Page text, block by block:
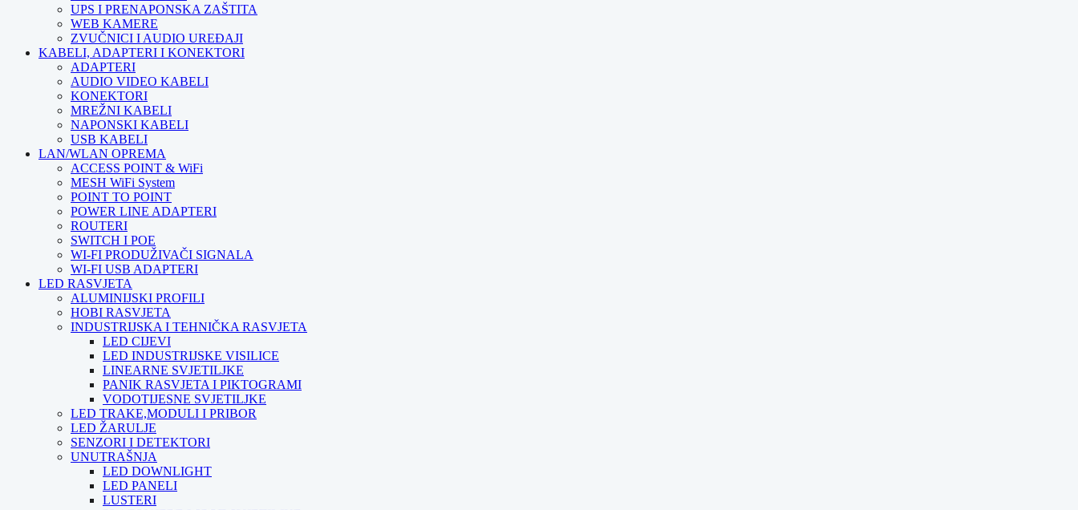
UPS I PRENAPONSKA ZAŠTITA
WEB KAMERE
ZVUČNICI I AUDIO UREĐAJI
KABELI, ADAPTERI I KONEKTORI
ADAPTERI
AUDIO VIDEO KABELI
KONEKTORI
MREŽNI KABELI
NAPONSKI KABELI
USB KABELI
LAN/WLAN OPREMA
ACCESS POINT & WiFi
MESH WiFi System
POINT TO POINT
POWER LINE ADAPTERI
ROUTERI
SWITCH I POE
WI-FI PRODUŽIVAČI SIGNALA
WI-FI USB ADAPTERI
LED RASVJETA
ALUMINIJSKI PROFILI
HOBI RASVJETA
INDUSTRIJSKA I TEHNIČKA RASVJETA
LED CIJEVI
LED INDUSTRIJSKE VISILICE
LINEARNE SVJETILJKE
PANIK RASVJETA I PIKTOGRAMI
VODOTIJESNE SVJETILJKE
LED TRAKE,MODULI I PRIBOR
LED ŽARULJE
SENZORI I DETEKTORI
UNUTRAŠNJA
LED DOWNLIGHT
LED PANELI
LUSTERI